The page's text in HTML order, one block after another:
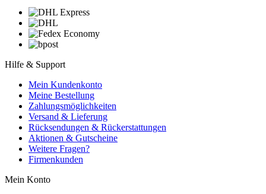
Hilfe & Support
Mein Kundenkonto
Meine Bestellung
Zahlungsmöglichkeiten
Versand & Lieferung
Rücksendungen & Rückerstattungen
Aktionen & Gutscheine
Weitere Fragen?
Firmenkunden
Mein Konto